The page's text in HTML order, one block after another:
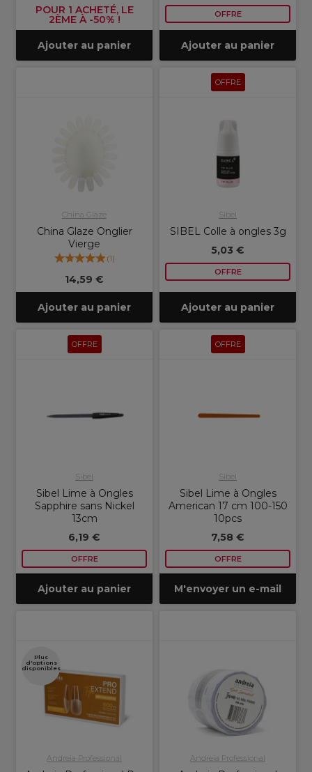
POUR 1 ACHETÉ, LE
2ÈME À -50% !
Ajouter au panier
OFFRE
Ajouter au panier
China Glaze
China Glaze Onglier
Vierge
(1)
14,59 €
Ajouter au panier
OFFRE
Sibel
SIBEL Colle à ongles 3g
5,03 €
OFFRE
Ajouter au panier
OFFRE
Sibel
Sibel Lime à Ongles
Sapphire sans Nickel
13cm
6,19 €
OFFRE
Ajouter au panier
OFFRE
Sibel
Sibel Lime à Ongles
American 17 cm 100-150
10pcs
7,58 €
OFFRE
M'envoyer un e-mail
Plus
d'options
disponibles
Andreia Professional Andreia Professional